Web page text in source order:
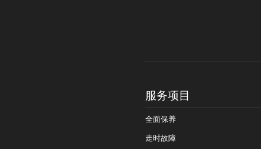
服务项目
全面保养
走时故障